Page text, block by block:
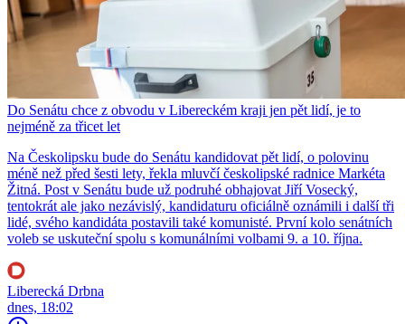
Do Senátu chce z obvodu v Libereckém kraji jen pět lidí, je to
nejméně za třicet let
Na Českolipsku bude do Senátu kandidovat pět lidí, o polovinu
méně než před šesti lety, řekla mluvčí českolipské radnice Markéta
Žitná. Post v Senátu bude už podruhé obhajovat Jiří Vosecký,
tentokrát ale jako nezávislý, kandidaturu oficiálně oznámili i další tři
lidé, svého kandidáta postavili také komunisté. První kolo senátních
voleb se uskuteční spolu s komunálními volbami 9. a 10. října.
Liberecká Drbna
dnes, 18:02